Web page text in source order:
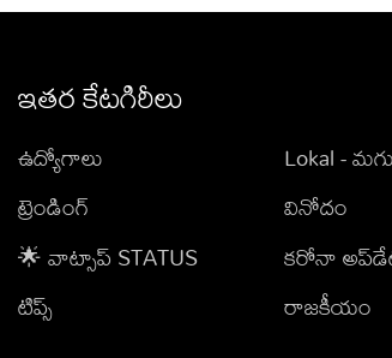
ఇతర కేటగిరీలు
ఉద్యోగాలు
ట్రెండింగ్
🌟 వాట్సాప్ STATUS
టిప్స్
Lokal -
వినోదం
కరోనా
రాజకీయం